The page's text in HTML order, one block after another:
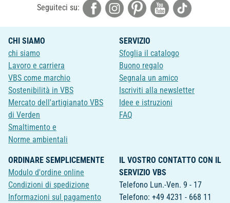
Seguiteci su:
CHI SIAMO
chi siamo
Lavoro e carriera
VBS come marchio
Sostenibilità in VBS
Mercato dell'artigianato VBS
di Verden
Smaltimento e
Norme ambientali
SERVIZIO
Sfoglia il catalogo
Buono regalo
Segnala un amico
Iscriviti alla newsletter
Idee e istruzioni
FAQ
ORDINARE SEMPLICEMENTE
Modulo d'ordine online
Condizioni di spedizione
Informazioni sul pagamento
IL VOSTRO CONTATTO CON IL
SERVIZIO VBS
Telefono Lun.-Ven. 9 - 17
Telefono: +49 4231 - 668 11